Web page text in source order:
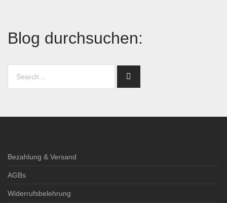
Blog durchsuchen:
Bezahlung & Versand
AGBs
Widerrufsbelehrung